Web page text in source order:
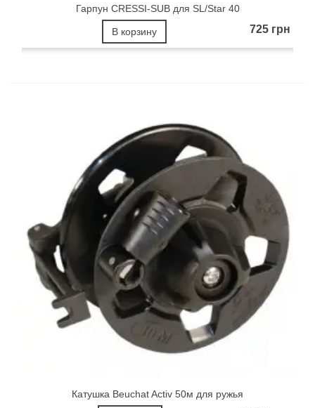
Гарпун CRESSI-SUB для SL/Star 40
725 грн
В корзину
Катушка Beuchat Activ 50м для ружья